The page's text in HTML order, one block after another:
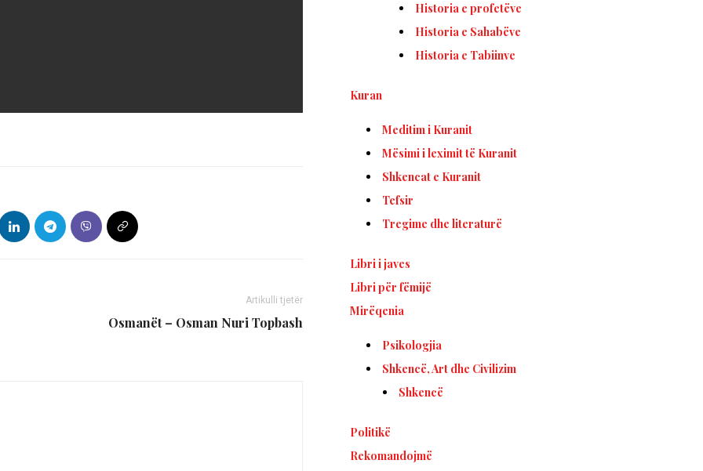
Artikulli tjetër
Osmanët – Osman Nuri Topbash
Historia e profetëve
Historia e Sahabëve
Historia e Tabiinve
Kuran
Meditim i Kuranit
Mësimi i leximit të Kuranit
Shkencat e Kuranit
Tefsir
Tregime dhe literaturë
Libri i javes
Libri për fëmijë
Mirëqenia
Psikologjia
Shkencë, Art dhe Civilizim
Shkencë
Politikë
Rekomandojmë